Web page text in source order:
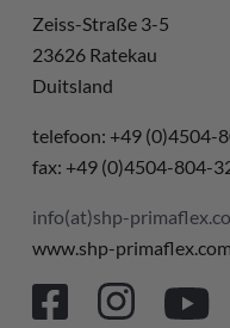
Zeiss-Straße 3-5
23626 Ratekau
Duitsland
telefoon: +49 (0)4504-
fax: +49 (0)4504-804-
info(at)shp-
www.shp-primaflex.com